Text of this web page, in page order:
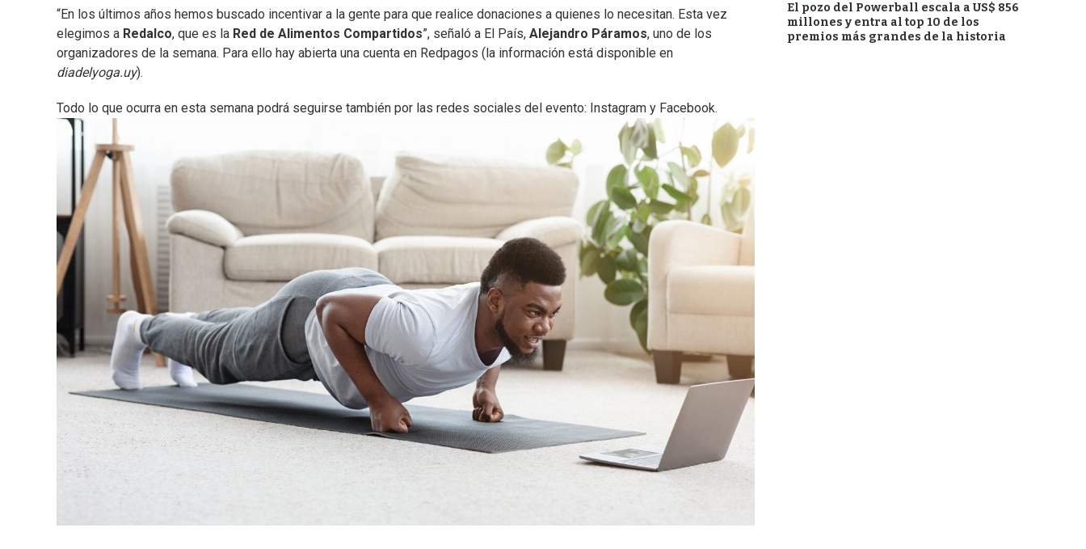
“En los últimos años hemos buscado incentivar a la gente para que realice donaciones a quienes lo necesitan. Esta vez
elegimos a Redalco, que es la Red de Alimentos Compartidos”, señaló a El País, Alejandro Páramos, uno de los
organizadores de la semana. Para ello hay abierta una cuenta en Redpagos (la información está disponible en
diadelyoga.uy).
Todo lo que ocurra en esta semana podrá seguirse también por las redes sociales del evento: Instagram y Facebook.
El pozo del Powerball escala a US$ 856
millones y entra al top 10 de los
premios más grandes de la historia